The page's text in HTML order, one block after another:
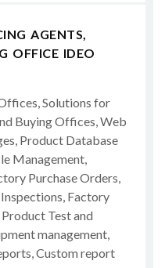
AGENTS,
OFFICE IDEO
Solutions for
Buying Offices, Web
Product Database
Management,
Purchase Orders,
Factory
Test and
management,
Custom report